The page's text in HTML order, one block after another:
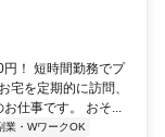
円！ 短時間勤務でプ
宅を定期的に訪問、
仕事です。 おそ...
業・WワークOK